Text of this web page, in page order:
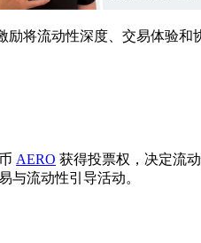
励将流动性深度、交易体验和
AERO 获得投票权，决定流
与流动性引导活动。